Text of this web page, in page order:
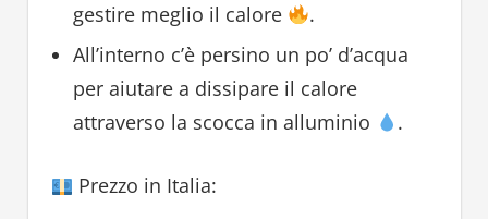
gestire meglio il calore
.
All’interno c’è persino un po’ d’acqua
per aiutare a dissipare il calore
attraverso la scocca in alluminio
.
Prezzo in Italia: